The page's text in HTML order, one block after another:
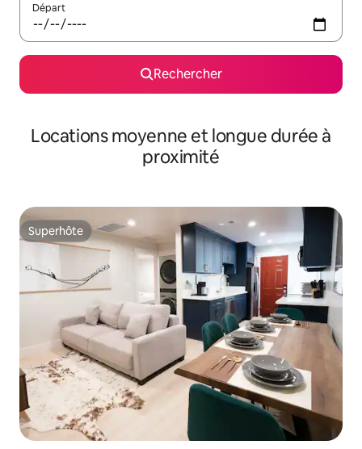
Départ
Rechercher
Locations moyenne et longue durée à
proximité
Superhôte
Superhôte